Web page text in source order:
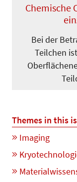
Chemische
Bei der
Teilchen
Themes in this
Imaging